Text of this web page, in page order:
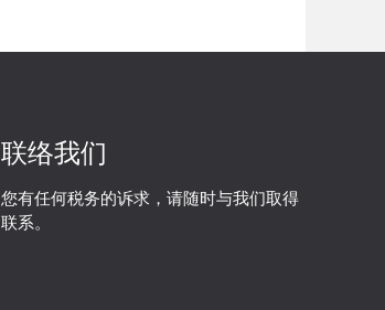
联络我们
您有任何税务的诉求，请随时与我们取得
联系。